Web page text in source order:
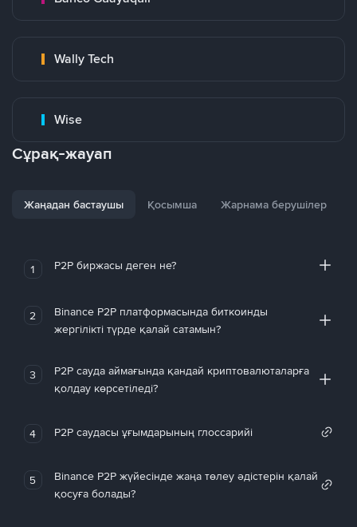
Wally Tech
Wise
Сұрақ-жауап
Жаңадан бастаушы Қосымша Жарнама берушілер
1 P2P биржасы деген не?
2
Binance P2P платформасында биткоинды
жергілікті түрде қалай сатамын?
3
P2P сауда аймағында қандай криптовалюталарға
қолдау көрсетіледі?
4 P2P саудасы ұғымдарының глоссарийі
5
Binance P2P жүйесінде жаңа төлеу әдістерін қалай
қосуға болады?